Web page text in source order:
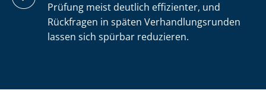
Prüfung meist deutlich effizienter, und
Rückfragen in späten Ver­hand­lungs­run­den
lassen sich spürbar reduzieren.